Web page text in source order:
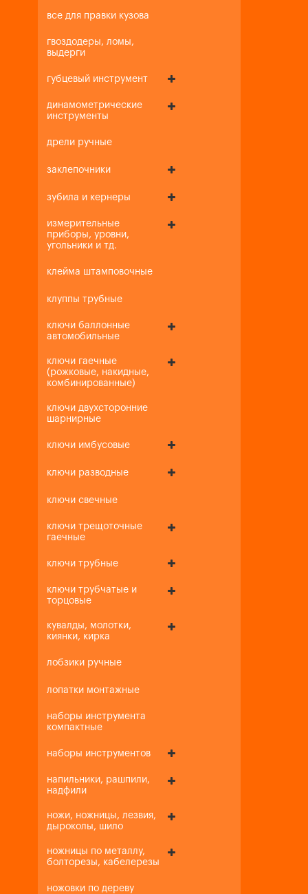
все для правки кузова
гвоздодеры, ломы,
выдерги
губцевый инструмент
динамометрические
инструменты
дрели ручные
заклепочники
зубила и кернеры
измерительные
приборы, уровни,
угольники и тд.
клейма штамповочные
клуппы трубные
ключи баллонные
автомобильные
ключи гаечные
(рожковые, накидные,
комбинированные)
ключи двухсторонние
шарнирные
ключи имбусовые
ключи разводные
ключи свечные
ключи трещоточные
гаечные
ключи трубные
ключи трубчатые и
торцовые
кувалды, молотки,
киянки, кирка
лобзики ручные
лопатки монтажные
наборы инструмента
компактные
наборы инструментов
напильники, рашпили,
надфили
ножи, ножницы, лезвия,
дыроколы, шило
ножницы по металлу,
болторезы, кабелерезы
ножовки по дереву